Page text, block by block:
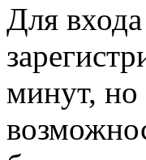
Для
минут, но